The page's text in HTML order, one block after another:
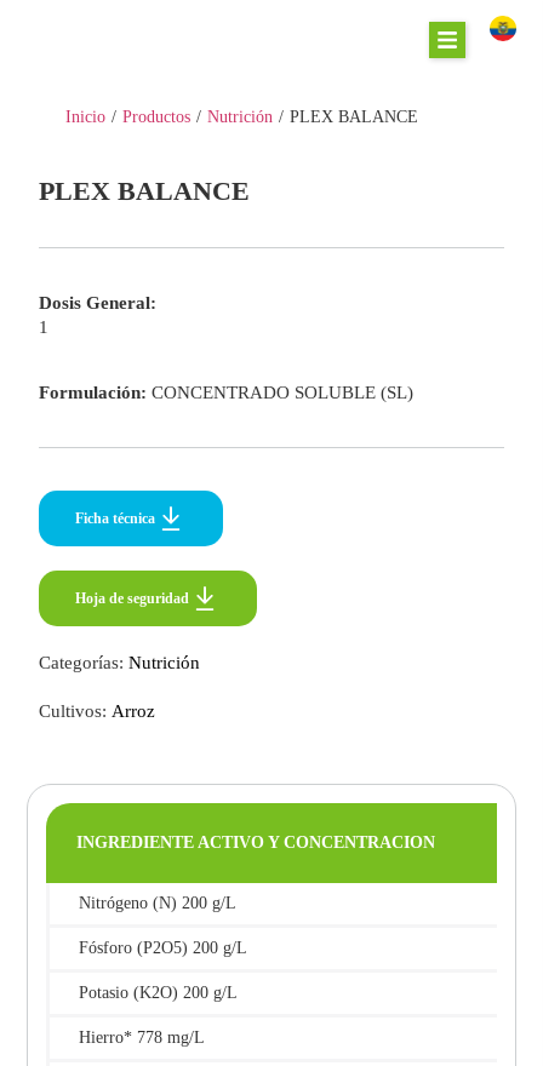
Inicio / Productos / Nutrición / PLEX BALANCE
PLEX BALANCE
Dosis General:
1
Formulación:CONCENTRADO SOLUBLE (SL)
Ficha técnica
Hoja de seguridad
Categorías:Nutrición
Cultivos:Arroz
INGREDIENTE ACTIVO Y CONCENTRACION
Nitrógeno (N) 200 g/L
Fósforo (P2O5) 200 g/L
Potasio (K2O) 200 g/L
Hierro* 778 mg/L